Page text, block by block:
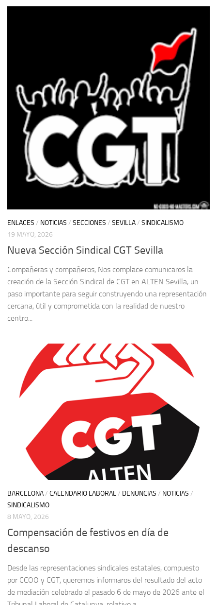
ENLACES / NOTICIAS / SECCIONES / SEVILLA/ SINDICALISMO
19 MAYO, 2026
Nueva Sección Sindical CGT Sevilla
Compañeras y compañeros, Nos complace comunicaros la
creación de la Sección Sindical de CGT en ALTEN Sevilla, un
paso importante para seguir construyendo una representación
cercana, útil y comprometida con la realidad de nuestro
centro...
BARCELONA/ CALENDARIO LABORAL/ DENUNCIAS / NOTICIAS /
SINDICALISMO
8 MAYO, 2026
Compensación de festivos en día de
descanso
Desde las representaciones sindicales estatales, compuesto
por CCOO y CGT, queremos informaros del resultado del acto
de mediación celebrado el pasado 6 de mayo de 2026 ante el